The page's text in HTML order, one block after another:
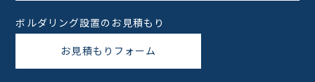
ボルダリング設置のお見積もり
お見積もりフォーム